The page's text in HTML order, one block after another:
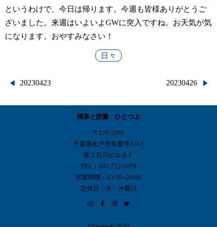
というわけで、今日は帰ります。今週も皆様ありがとうご
ざいました。来週はいよいよGWに突入ですね。お天気が気
になります。おやすみなさい！
日々
投
稿
20230423 20230426
喫茶と読書 ひとつぶ
〒270-2261
千葉県松戸市常盤平2-9-1
第２石川ビル３Ｆ
TEL：047-712-1074
営業時間：13:00~20:00
定休日：火・水曜日